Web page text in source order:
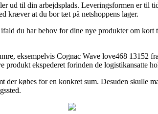
ud til din arbejdsplads. Leveringsformen er
kræver at du bor tæt på netshoppens lager.
du har behov for dine nye produkter om kort
eksempelvis Cognac Wave love468
produkt ekspederet forinden de logistikansatte
købes for en konkret sum. Desuden skulle